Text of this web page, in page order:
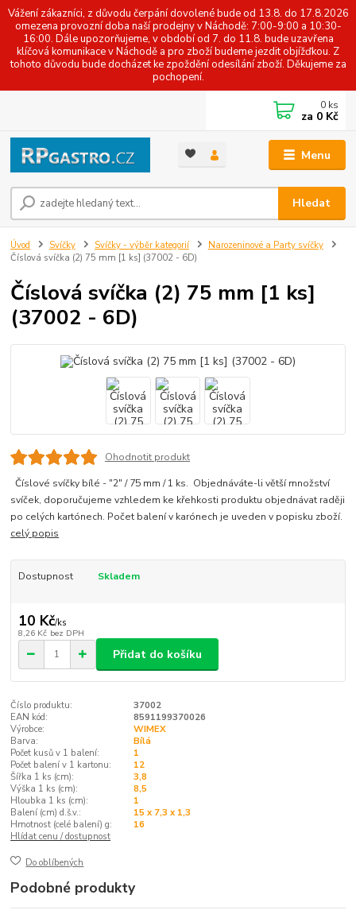
Vážení zákazníci, z důvodu čerpání dovolené bude od 13.8. do 17.8.2026
omezena provozní doba naší prodejny v Náchodě: 7:00-9:00 a 10:30-
16:00. Dále upozorňujeme, v období od 7. do 11.8. bude uzavřena
klíčová komunikace v Náchodě a pro zboží budeme jezdit objížďkou. Z
tohoto důvodu bude docházet ke zpoždění odesílání zboží. Děkujeme za
pochopení.
Menu
Hledat
0 ks
za 0 Kč
Úvod Svíčky Svíčky - výběr kategorií
Narozeninové a Party svíčky
Číslová svíčka (2) 75 mm [1 ks] (37002 - 6D)
Číslová svíčka (2) 75 mm [1 ks]
(37002 - 6D)
Ohodnotit produkt
Číslové svíčky bílé - "2" / 75 mm / 1 ks. Objednáváte-li větší množství
svíček, doporučujeme vzhledem ke křehkosti produktu objednávat raději
po celých kartónech. Počet balení v karónech je uveden v popisku zboží.
celý popis
Dostupnost Skladem
10 Kč/ks
8,26 Kč bez DPH
Přidat do košíku
Číslo produktu:
37002
EAN kód:
8591199370026
Výrobce:
WIMEX
Barva:
Bílá
Počet kusů v 1 balení:
1
Počet balení v 1 kartonu:
12
Šířka 1 ks (cm):
3,8
Výška 1 ks (cm):
8,5
Hloubka 1 ks (cm):
1
Balení (cm) d.š.v.:
15 x 7,3 x 1,3
Hmotnost (celé balení) g:
16
Hlídat cenu / dostupnost
Do oblíbených
Podobné produkty